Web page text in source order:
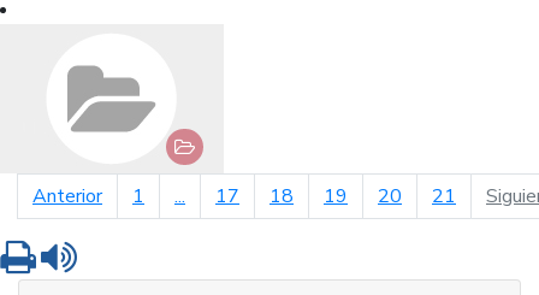
Anteriorpágina anterior
1 ... 17 18 19 20 21
Imprimir